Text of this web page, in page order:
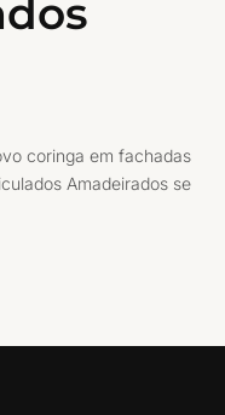
coringa em fachadas
Amadeirados se